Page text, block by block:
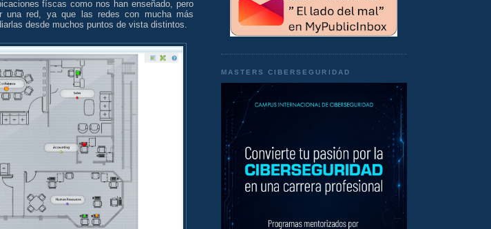
físcas como nos han enseñado, pero
red, ya que las redes con mucha más
desde muchos puntos de vista distintos.
MASTERS CIBERSEGURIDAD